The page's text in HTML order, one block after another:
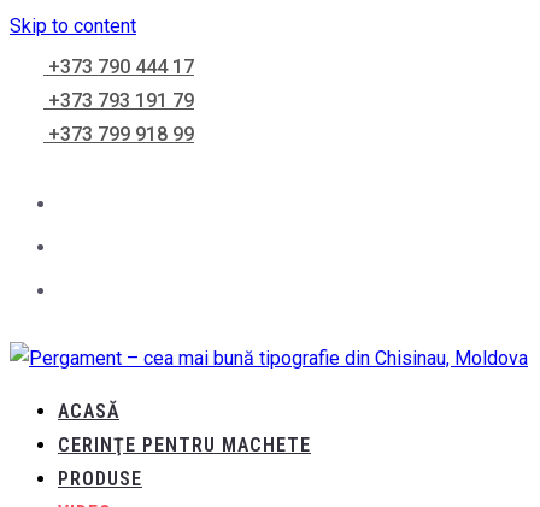
Skip to content
+373 790 444 17
+373 793 191 79
+373 799 918 99
ACASĂ
CERINŢE PENTRU MACHETE
PRODUSE